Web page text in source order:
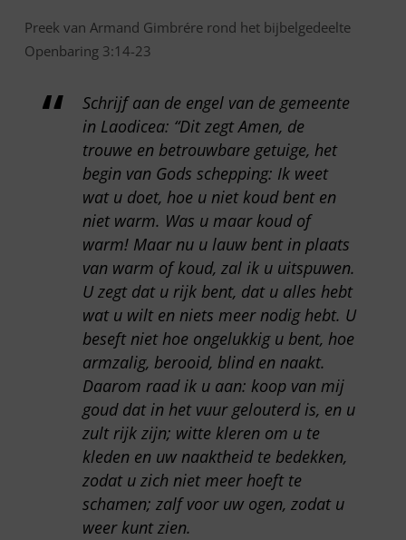
Preek van Armand Gimbrére rond het bijbelgedeelte
Openbaring 3:14-23
Schrijf aan de engel van de gemeente
in Laodicea: “Dit zegt Amen, de
trouwe en betrouwbare getuige, het
begin van Gods schepping: Ik weet
wat u doet, hoe u niet koud bent en
niet warm. Was u maar koud of
warm! Maar nu u lauw bent in plaats
van warm of koud, zal ik u uitspuwen.
U zegt dat u rijk bent, dat u alles hebt
wat u wilt en niets meer nodig hebt. U
beseft niet hoe ongelukkig u bent, hoe
armzalig, berooid, blind en naakt.
Daarom raad ik u aan: koop van mij
goud dat in het vuur gelouterd is, en u
zult rijk zijn; witte kleren om u te
kleden en uw naaktheid te bedekken,
zodat u zich niet meer hoeft te
schamen; zalf voor uw ogen, zodat u
weer kunt zien.